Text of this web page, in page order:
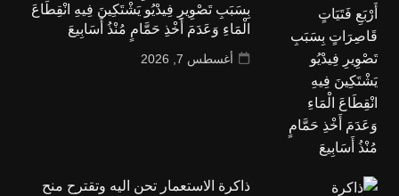
بِسَبَبِ تَصْوِيرِ فِيدْيُو يَشْتَكِينَ فِيهِ انْقِطَاعَ
الْمَاءِ وَعَدَمَ أَخْذِ حَمَّامٍ مُنْذُ أَسَابِيعَ
أغسطس 7, 2026
ذاكرة الاستعمار تحن اليه وتقترح منح